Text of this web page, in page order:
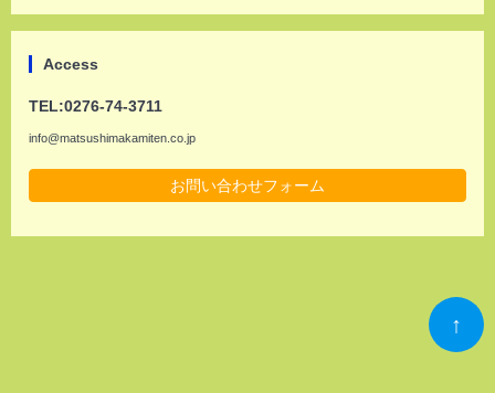
Access
TEL:0276-74-3711
info@matsushimakamiten.co.jp
お問い合わせフォーム
↑